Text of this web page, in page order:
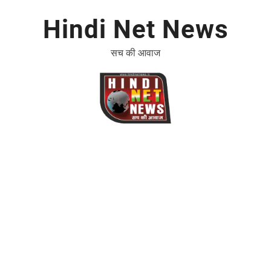
Hindi Net News
सच की आवाज